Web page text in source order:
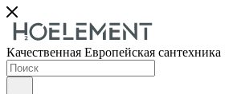
Качественная Европейская сантехника